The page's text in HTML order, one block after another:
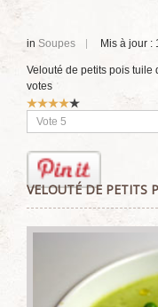
in Soupes Mis à jour :
Velouté de petits pois tuile
votes
Vote
utilisateur:
Veuillez
voter
VELOUTÉ DE PETITS